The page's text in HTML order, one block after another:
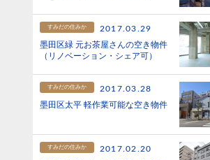
すみだの住みか
2017.03.29
墨田区緑 元お茶屋さんの空き物件
（リノベーション・シェア可）
すみだの住みか
2017.03.28
墨田区太平 軽作業可能な空き物件
すみだの住みか
2017.02.20